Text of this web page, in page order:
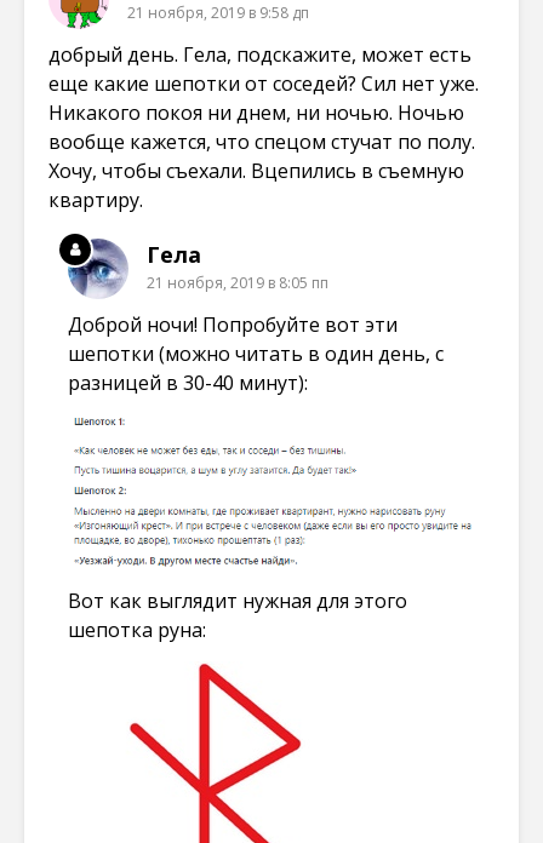
21 ноября, 2019 в 9:58 дп
добрый день. Гела, подскажите, может есть
еще какие шепотки от соседей? Сил нет уже.
Никакого покоя ни днем, ни ночью. Ночью
вообще кажется, что спецом стучат по полу.
Хочу, чтобы съехали. Вцепились в съемную
квартиру.
Гела
21 ноября, 2019 в 8:05 пп
Доброй ночи! Попробуйте вот эти
шепотки (можно читать в один день, с
разницей в 30-40 минут):
Вот как выглядит нужная для этого
шепотка руна: